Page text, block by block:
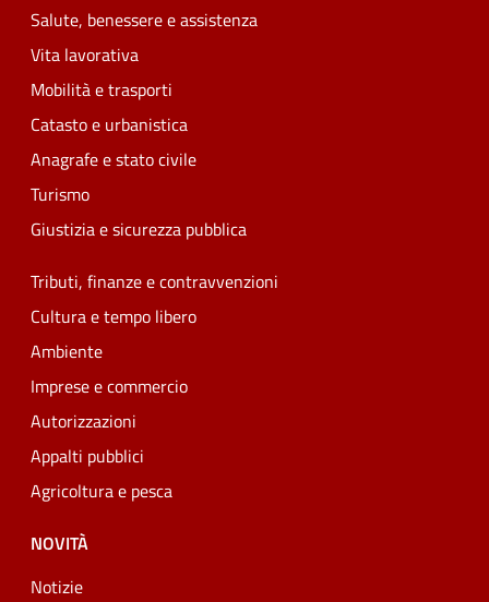
Salute, benessere e assistenza
Vita lavorativa
Mobilità e trasporti
Catasto e urbanistica
Anagrafe e stato civile
Turismo
Giustizia e sicurezza pubblica
Tributi, finanze e contravvenzioni
Cultura e tempo libero
Ambiente
Imprese e commercio
Autorizzazioni
Appalti pubblici
Agricoltura e pesca
NOVITÀ
Notizie